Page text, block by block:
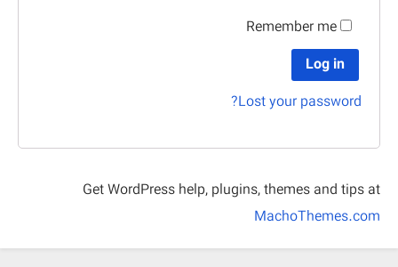
Remember me
Log in
Lost your password?
Get WordPress help, plugins, themes and tips at
MachoThemes.com